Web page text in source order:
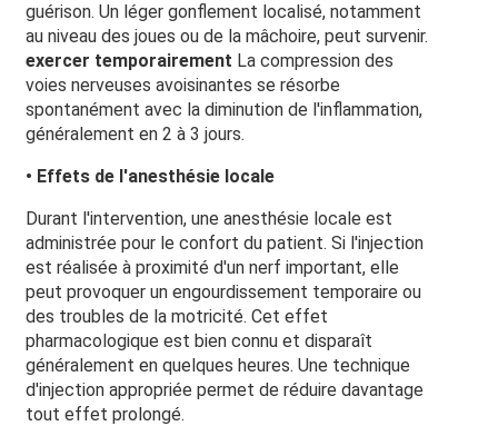
guérison. Un léger gonflement localisé, notamment
au niveau des joues ou de la mâchoire, peut survenir.
exercer temporairement La compression des
voies nerveuses avoisinantes se résorbe
spontanément avec la diminution de l'inflammation,
généralement en 2 à 3 jours.
• Effets de l'anesthésie locale
Durant l'intervention, une anesthésie locale est
administrée pour le confort du patient. Si l'injection
est réalisée à proximité d'un nerf important, elle
peut provoquer un engourdissement temporaire ou
des troubles de la motricité. Cet effet
pharmacologique est bien connu et disparaît
généralement en quelques heures. Une technique
d'injection appropriée permet de réduire davantage
tout effet prolongé.